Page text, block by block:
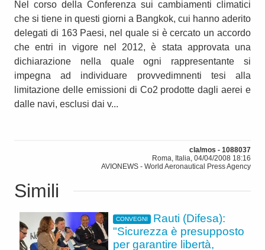
Nel corso della Conferenza sui cambiamenti climatici
che si tiene in questi giorni a Bangkok, cui hanno aderito
delegati di 163 Paesi, nel quale si è cercato un accordo
che entri in vigore nel 2012, è stata approvata una
dichiarazione nella quale ogni rappresentante si
impegna ad individuare provvedimnenti tesi alla
limitazione delle emissioni di Co2 prodotte dagli aerei e
dalle navi, esclusi dai v...
cla/mos - 1088037
Roma, Italia, 04/04/2008 18:16
AVIONEWS - World Aeronautical Press Agency
Simili
CONVEGNI
Rauti (Difesa):
"Sicurezza è presupposto
per garantire libertà,